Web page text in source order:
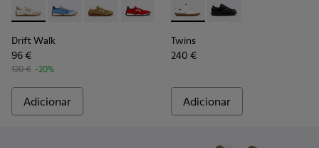
Drift Walk - K201886-001 - Ténis multicolor de têxtil e pele
Drift Walk - K201886-008
Drift Walk - K201886-006 - Sapatilhas em
Drift Walk - K201886-004
Drift Walk - K201886-003
Drift Walk
96 €
120 € -20%
Adicionar
Twins - 27651-135 -
Twins - 27651-136
Twins
240 €
Adicionar